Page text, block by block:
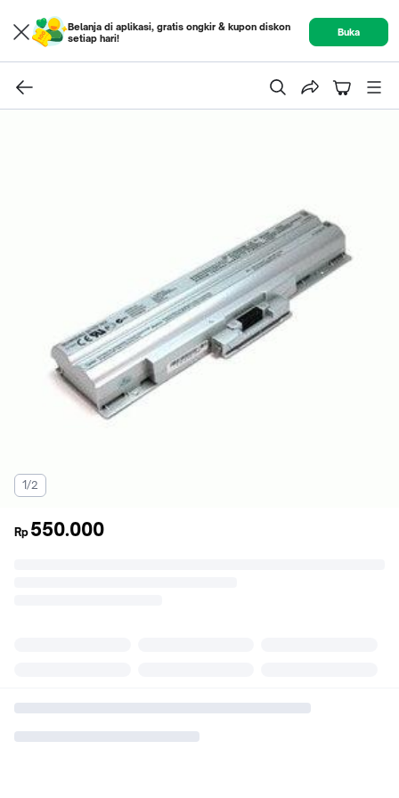
Belanja di aplikasi, gratis ongkir & kupon diskon
setiap hari!
Buka
1/2
Rp 550.000